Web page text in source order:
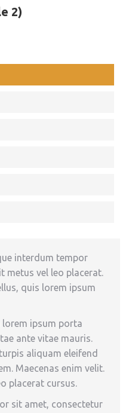
2)
interdum tempor
metus vel leo placerat.
quis lorem ipsum
ipsum porta
ante vitae mauris.
aliquam eleifend
Maecenas enim velit.
placerat cursus.
sit amet, consectetur